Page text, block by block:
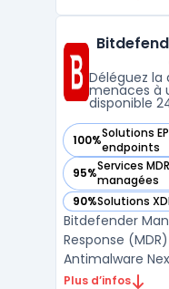
Déléguez
menaces à
disponible
100%Solutions
endpoints
— voir
95%Services
managées
— voir
90%Solutions
— voir
Bitdefender
Response
Antimalware
une prévention
Plus d’infos